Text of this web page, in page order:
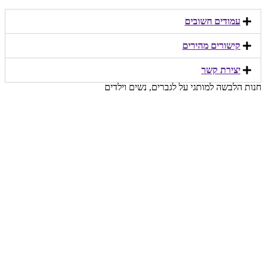
עמודים חשובים
קישורים מהירים​
יצירת קשר​
חנות הלבשה למותגי על לגברים, נשים וילדים